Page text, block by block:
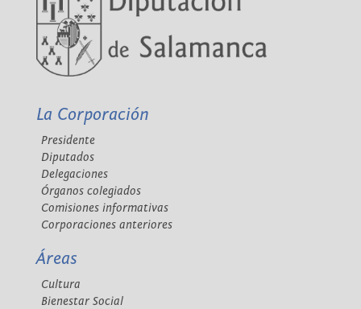
La Corporación
Presidente
Diputados
Delegaciones
Órganos colegiados
Comisiones informativas
Corporaciones anteriores
Áreas
Cultura
Bienestar Social